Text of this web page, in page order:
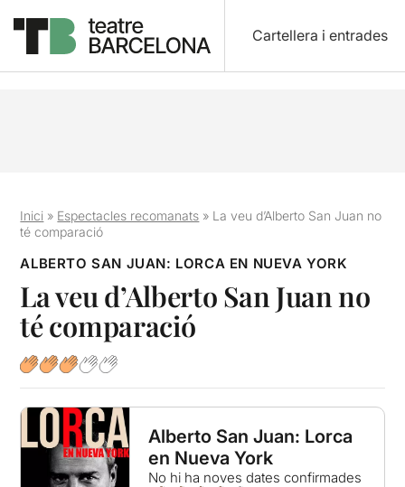
Cartellera i entrades
Inici » Espectacles recomanats » La veu d’Alberto San Juan no
té comparació
ALBERTO SAN JUAN: LORCA EN NUEVA YORK
La veu d’Alberto San Juan no
té comparació
Alberto San Juan: Lorca
en Nueva York
No hi ha noves dates confirmades